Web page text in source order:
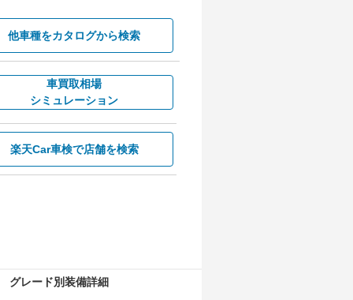
他車種をカタログから検索
車買取相場
シミュレーション
楽天Car車検で店舗を検索
グレード別装備詳細